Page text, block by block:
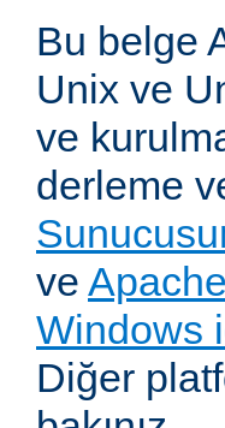
Bu belge
Unix ve
ve
derleme
ve
Windows
Diğer